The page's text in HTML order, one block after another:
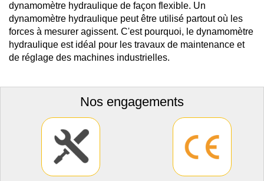
dynamomètre hydraulique de façon flexible. Un
dynamomètre hydraulique peut être utilisé partout où les
forces à mesurer agissent. C'est pourquoi, le dynamomètre
hydraulique est idéal pour les travaux de maintenance et
de réglage des machines industrielles.
Nos engagements